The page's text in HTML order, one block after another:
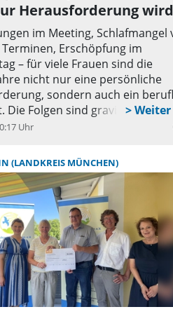
Herausforderung wird
im Meeting, Schlafmangel
Erschöpfung im
– für viele Frauen sind die
nicht nur eine persönliche
sondern auch ein
Die Folgen sind gravierend:
kündigt ihren Job, viele
auf. Und doch wird kaum
Uhr
(LANDKREIS MÜNCHEN)